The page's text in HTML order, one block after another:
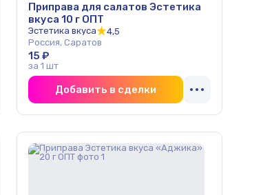
Приправа для салатов Эстетика
вкуса 10 г ОПТ
Эстетика вкуса
4,5
Россия, Саратов
15 ₽
за 1 шт
Добавить в сделки